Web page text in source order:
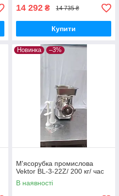
14 292 ₴ 14 735 ₴
Купити
Новинка –3%
М'ясорубка промислова
Vektor BL-3-22Z/ 200 кг/ час
В наявності